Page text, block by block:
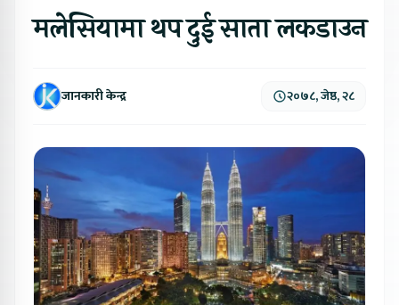
मलेसियामा थप दुई साता लकडाउन
जानकारी केन्द्र २०७८, जेष्ठ, २८